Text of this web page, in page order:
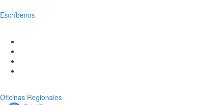
Escríbenos
Oficinas Regionales